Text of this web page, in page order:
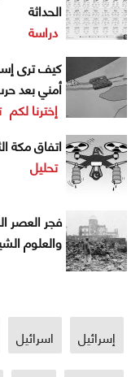
الحداثة
دراسة
كيف ترى
أمني بعد حرب
إخترنا لكم
اتفاق مكة
تحليل
فجر العصر
والعلوم
إسرائيل اسرائيل